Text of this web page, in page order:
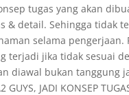
tugas yang akan
& detail. Sehingga tidak
selama pengerjaan.
terjadi jika tidak sesuai
diawal bukan tanggung
GUYS, JADI KONSEP